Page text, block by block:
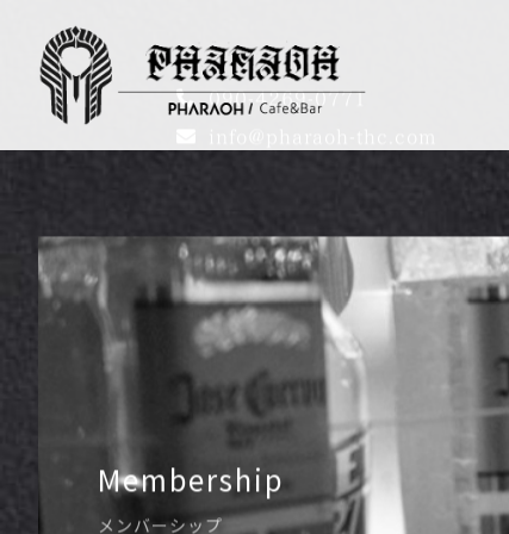
090-4269-0771
Membership
メンバーシップ